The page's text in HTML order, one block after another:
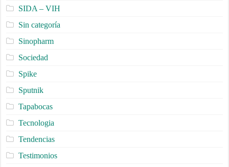
SIDA – VIH
Sin categoría
Sinopharm
Sociedad
Spike
Sputnik
Tapabocas
Tecnologia
Tendencias
Testimonios